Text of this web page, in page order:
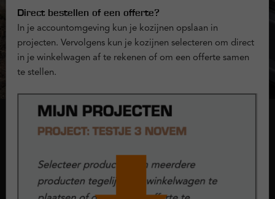
Direct bestellen of een offerte?
In je accountomgeving kun je kozijnen opslaan in
projecten. Vervolgens kun je kozijnen selecteren om direct
in je winkelwagen af te rekenen of om een offerte samen
te stellen.
Onderdorpel
Bij kozijnen en raamwerken noemen we de onderkant van het
kunststof kozijn dat aan de grond grenst 'de onderdorpel'. Bij